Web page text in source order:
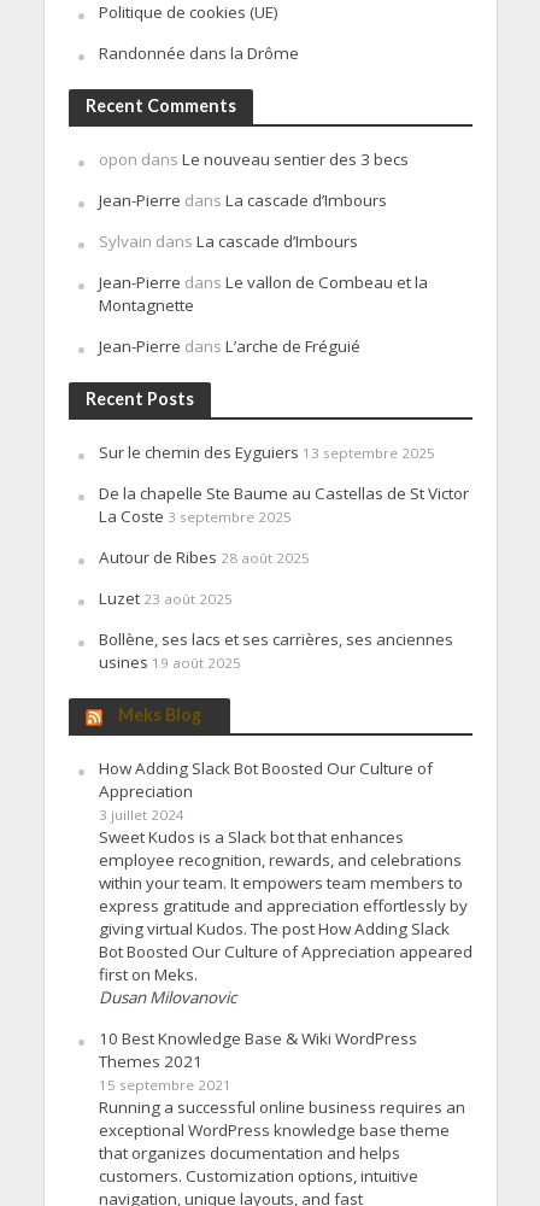
Politique de cookies (UE)
Randonnée dans la Drôme
Recent Comments
opon dans Le nouveau sentier des 3 becs
Jean-Pierre dans La cascade d’Imbours
Sylvain dans La cascade d’Imbours
Jean-Pierre dans Le vallon de Combeau et la
Montagnette
Jean-Pierre dans L’arche de Fréguié
Recent Posts
Sur le chemin des Eyguiers 13 septembre 2025
De la chapelle Ste Baume au Castellas de St Victor
La Coste 3 septembre 2025
Autour de Ribes 28 août 2025
Luzet 23 août 2025
Bollène, ses lacs et ses carrières, ses anciennes
usines 19 août 2025
Meks Blog
How Adding Slack Bot Boosted Our Culture of
Appreciation
3 juillet 2024
Sweet Kudos is a Slack bot that enhances
employee recognition, rewards, and celebrations
within your team. It empowers team members to
express gratitude and appreciation effortlessly by
giving virtual Kudos. The post How Adding Slack
Bot Boosted Our Culture of Appreciation appeared
first on Meks.
Dusan Milovanovic
10 Best Knowledge Base & Wiki WordPress
Themes 2021
15 septembre 2021
Running a successful online business requires an
exceptional WordPress knowledge base theme
that organizes documentation and helps
customers. Customization options, intuitive
navigation, unique layouts, and fast